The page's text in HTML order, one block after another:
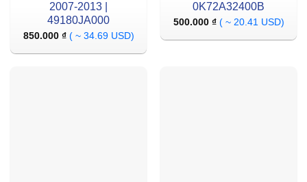
2007-2013 |
49180JA000
850.000 ₫ ( ~ 34.69 USD)
0K72A32400B
500.000 ₫ ( ~ 20.41 USD)